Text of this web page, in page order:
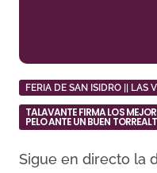
FERIA DE SAN ISIDRO || LAS
TALAVANTE FIRMA LOS
PELO ANTE UN BUEN
Sigue en directo la decimonovena de San